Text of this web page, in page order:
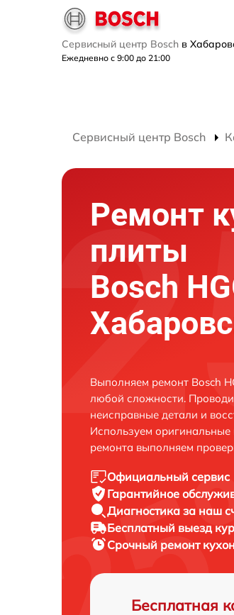
Сервисный центр Bosch в
Ежедневно с 9:00 до 21:00
Сервисный центр Bosch
Ремонт
плиты
Bosch
Выполняем ремонт Bosch
любой сложности.
неисправные детали и
Используем
ремонта выполняем
Официальный сервис
Гарантийное
Диагностика за наш
Бесплатный выезд
Срочный ремонт
Бесплатная